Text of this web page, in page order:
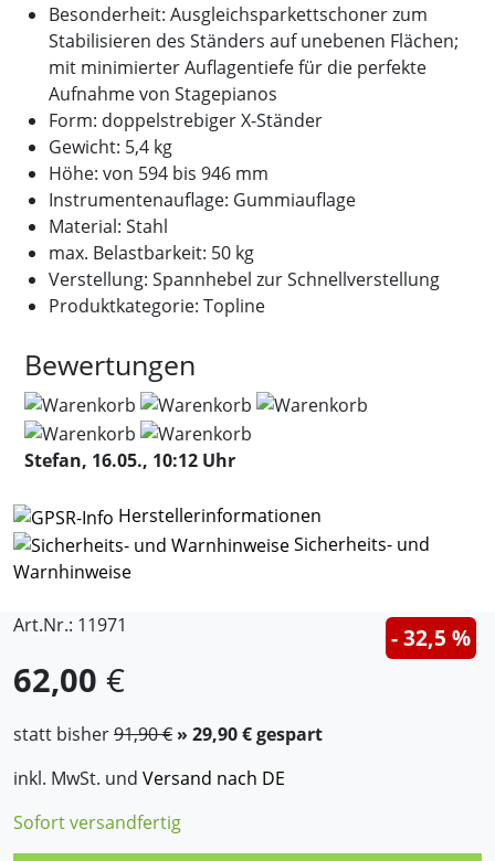
Besonderheit: Ausgleichsparkettschoner zum
Stabilisieren des Ständers auf unebenen Flächen;
mit minimierter Auflagentiefe für die perfekte
Aufnahme von Stagepianos
Form: doppelstrebiger X-Ständer
Gewicht: 5,4 kg
Höhe: von 594 bis 946 mm
Instrumentenauflage: Gummiauflage
Material: Stahl
max. Belastbarkeit: 50 kg
Verstellung: Spannhebel zur Schnellverstellung
Produktkategorie: Topline
Bewertungen
Stefan, 16.05., 10:12 Uhr
Herstellerinformationen
Sicherheits- und
Warnhinweise
Art.Nr.: 11971
62,00 €
statt bisher91,90 € » 29,90 € gespart
- 32,5 %
inkl. MwSt. und Versand nach DE
Sofort versandfertig